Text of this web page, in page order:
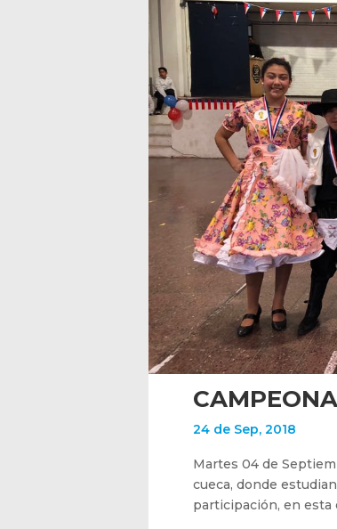
24 de Sep, 2018
Martes 04 de
cueca, donde
participación, en